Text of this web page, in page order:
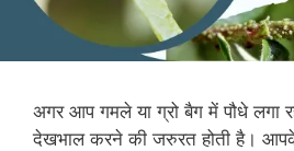
अगर आप गमले या ग्रो बैग में पौधे लगा
देखभाल करने की जरुरत होती है।